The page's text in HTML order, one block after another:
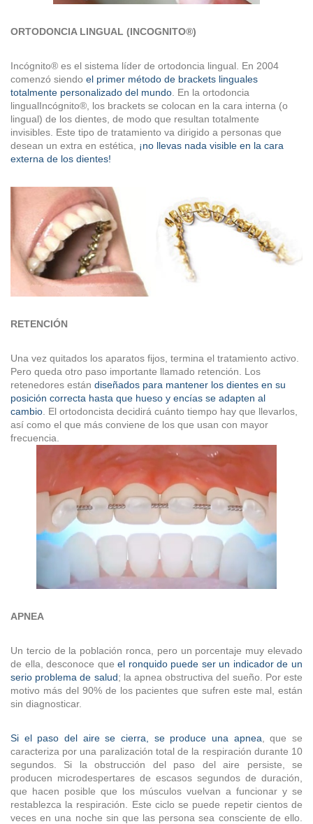
ORTODONCIA LINGUAL (INCOGNITO®)
Incógnito® es el sistema líder de ortodoncia lingual. En 2004
comenzó siendo el primer método de brackets linguales
totalmente personalizado del mundo. En la ortodoncia
lingualIncógnito®, los brackets se colocan en la cara interna (o
lingual) de los dientes, de modo que resultan totalmente
invisibles. Este tipo de tratamiento va dirigido a personas que
desean un extra en estética, ¡no llevas nada visible en la cara
externa de los dientes!
RETENCIÓN
Una vez quitados los aparatos fi­jos, termina el tratamiento activo.
Pero queda otro paso importante llamado retención. Los
retenedores están diseñados para mantener los dientes en su
posición correcta hasta que hueso y encías se adapten al
cambio. El ortodoncista decidirá cuánto tiempo hay que llevarlos,
así como el que más conviene de los que usan con mayor
frecuencia.
APNEA
Un tercio de la población ronca, pero un porcentaje muy elevado
de ella, desconoce queel ronquido puede ser un indicador de un
serio problema de salud; la apnea obstructiva del sueño. Por este
motivo más del 90% de los pacientes que sufren este mal, están
sin diagnosticar.
Si el paso del aire se cierra, se produce una apnea , que se
caracteriza por una paralización total de la respiración durante 10
segundos. Si la obstrucción del paso del aire persiste, se
producen microdespertares de escasos segundos de duración,
que hacen posible que los músculos vuelvan a funcionar y se
restablezca la respiración. Este ciclo se puede repetir cientos de
veces en una noche sin que las persona sea consciente de ello.